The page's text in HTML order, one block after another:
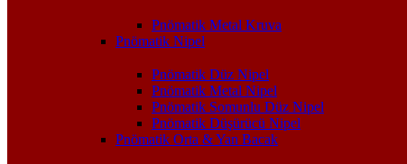
Pnömatik Metal Kruva
Pnömatik Nipel
Pnömatik Düz Nipel
Pnömatik Metal Nipel
Pnömatik Somunlu Düz Nipel
Pnömatik Düşürücü Nipel
Pnömatik Orta & Yan Bacak